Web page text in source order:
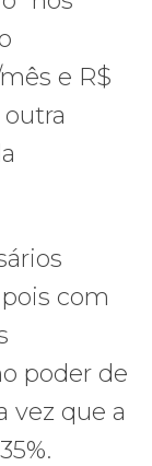
e R$
outra
com
poder de
vez que a